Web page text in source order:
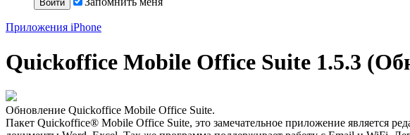
Приложения iPhone
Quickoffice Mobile Office Suite 1.5.3
Обновление Quickoffice Mobile Office Suite.
Пакет Quickoffice® Mobile Office Suite, это замечательное приложение является